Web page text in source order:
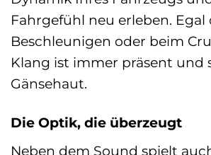
Fahrgefühl neu erleben. Egal
Beschleunigen oder beim
Klang ist immer präsent und
Gänsehaut.
Die Optik, die überzeugt
Neben dem Sound spielt